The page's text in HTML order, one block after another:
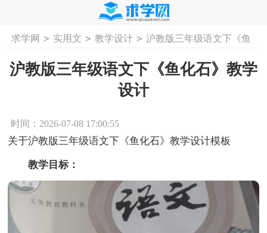
首页 工作计划 活动计划 学习计划
求学网 > 实用文 > 教学设计 > 沪教版三年级语文下《鱼
沪教版三年级语文下《鱼化石》教学
设计
时间：2026-07-08 17:00:55
关于沪教版三年级语文下《鱼化石》教学设计模板
教学目标：